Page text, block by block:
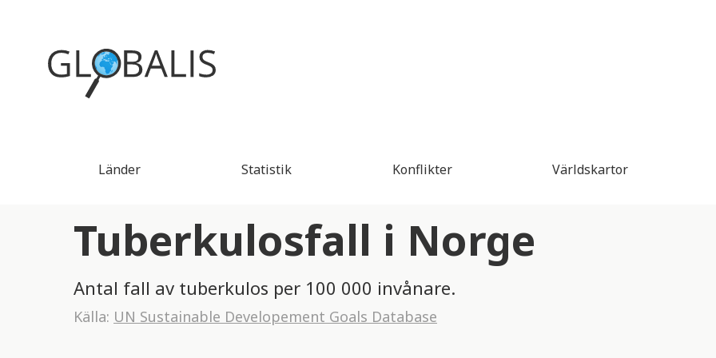
Länder Statistik Konflikter Världskartor
Tuberkulosfall i Norge
Antal fall av tuberkulos per 100 000 invånare.
Källa: UN Sustainable Developement Goals Database